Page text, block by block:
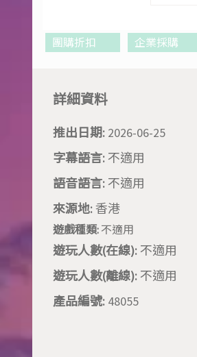
團購折扣 企業採購
詳細資料
推出日期: 2026-06-25
字幕語言: 不適用
語音語言: 不適用
來源地:香港
遊戲種類: 不適用
遊玩人數(在線): 不適用
遊玩人數(離線): 不適用
產品編號: 48055